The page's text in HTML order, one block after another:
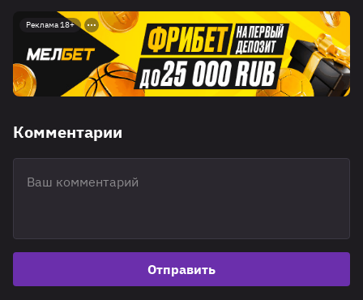
Реклама 18+
Комментарии
Отправить